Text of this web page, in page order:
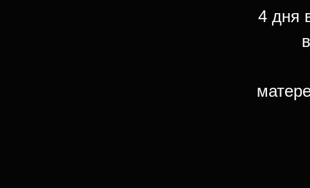
4 дня